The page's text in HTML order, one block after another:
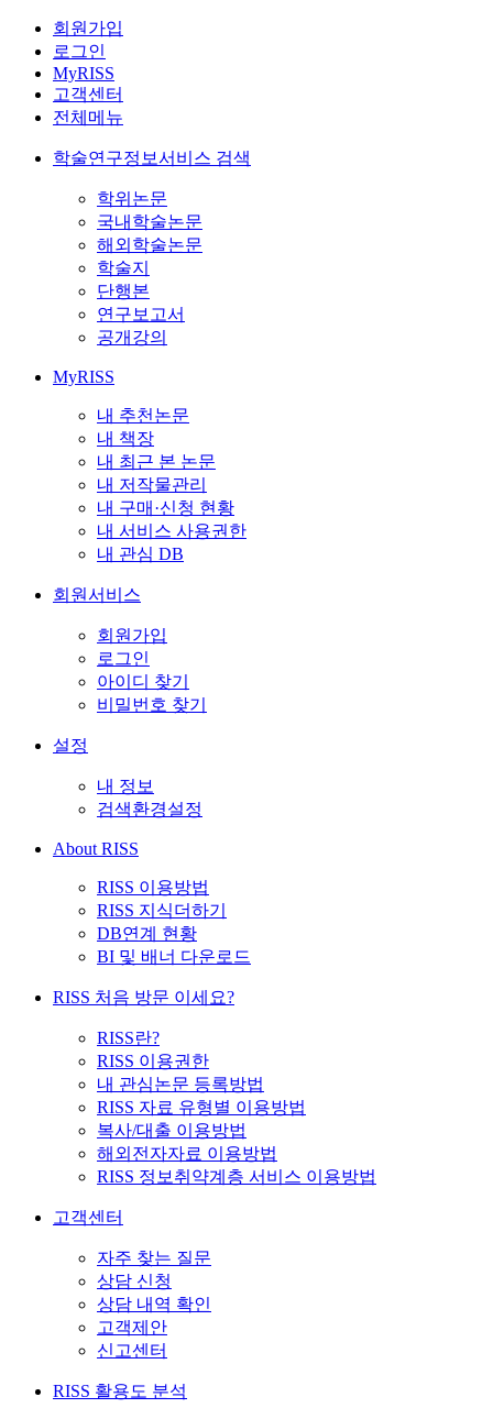
회원가입
로그인
MyRISS
고객센터
전체메뉴
학술연구정보서비스 검색
학위논문
국내학술논문
해외학술논문
학술지
단행본
연구보고서
공개강의
MyRISS
내 추천논문
내 책장
내 최근 본 논문
내 저작물관리
내 구매·신청 현황
내 서비스 사용권한
내 관심 DB
회원서비스
회원가입
로그인
아이디 찾기
비밀번호 찾기
설정
내 정보
검색환경설정
About RISS
RISS 이용방법
RISS 지식더하기
DB연계 현황
BI 및 배너 다운로드
RISS 처음 방문 이세요?
RISS란?
RISS 이용권한
내 관심논문 등록방법
RISS 자료 유형별 이용방법
복사/대출 이용방법
해외전자자료 이용방법
RISS 정보취약계층 서비스 이용방법
고객센터
자주 찾는 질문
상담 신청
상담 내역 확인
고객제안
신고센터
RISS 활용도 분석